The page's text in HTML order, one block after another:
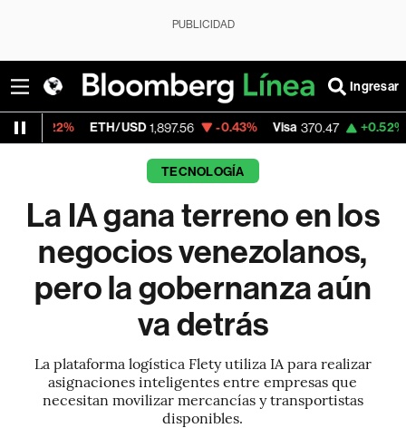
PUBLICIDAD
Ingresar
ETH/USD 1,897.56 -0.43% Visa 370.47 +0.52%
TECNOLOGÍA
La IA gana terreno en los
negocios venezolanos,
pero la gobernanza aún
va detrás
La plataforma logística Flety utiliza IA para realizar
asignaciones inteligentes entre empresas que
necesitan movilizar mercancías y transportistas
disponibles.